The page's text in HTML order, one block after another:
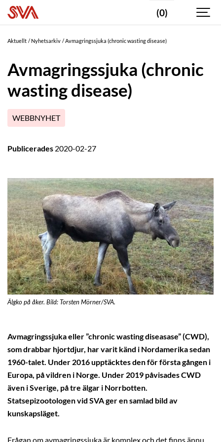
(0)
Aktuellt Nyhetsarkiv Avmagringssjuka (chronic wasting disease)
Avmagringssjuka (chronic
wasting disease)
WEBBNYHET
Publicerades 2020-02-27
Älgko på åker. Bild: Torsten Mörner/SVA.
Avmagringssjuka eller ”chronic wasting diseasase” (CWD),
som drabbar hjortdjur, har varit känd i Nordamerika sedan
1960-talet. Under 2016 upptäcktes den för första gången i
Europa, på vildren i Norge. Under 2019 påvisades CWD
även i Sverige, på tre älgar i Norrbotten.
Statsepizootologen vid SVA ger en samlad bild av
kunskapsläget.
Frågan om avmagringssjuka är komplex och det finns ännu